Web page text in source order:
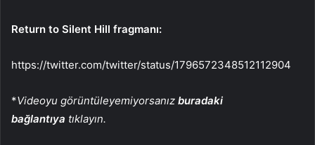
Return to Silent Hill fragmanı:
https://twitter.com/twitter/status/1796572348512112904
*Videoyu görüntüleyemiyorsanız buradaki
bağlantıya tıklayın.